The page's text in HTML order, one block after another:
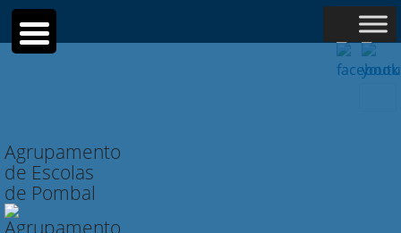
Agrupamento
de Escolas
de Pombal